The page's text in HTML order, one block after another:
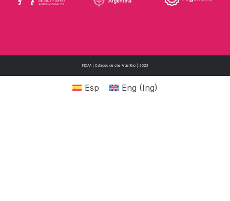
INCAA | Catálogo de cine Argentino | 2023
Esp Eng (Ing)